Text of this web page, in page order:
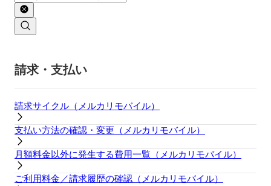
請求・支払い
請求サイクル（メルカリモバイル）
支払い方法の確認・変更（メルカリモバイル）
月額料金以外に発生する費用一覧（メルカリモバイル）
ご利用料金／請求履歴の確認（メルカリモバイル）